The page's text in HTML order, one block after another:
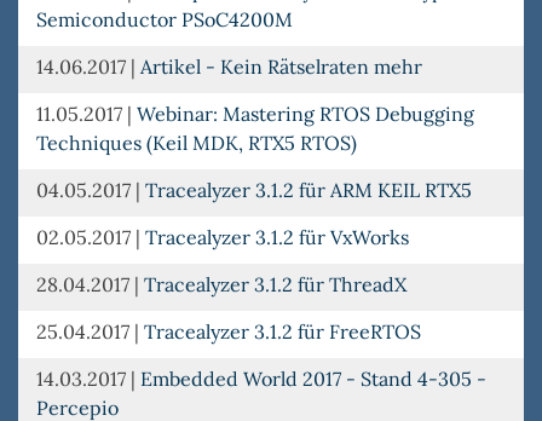
Semiconductor PSoC4200M
14.06.2017 | Artikel - Kein Rätselraten mehr
11.05.2017 | Webinar: Mastering RTOS Debugging
Techniques (Keil MDK, RTX5 RTOS)
04.05.2017 | Tracealyzer 3.1.2 für ARM KEIL RTX5
02.05.2017 | Tracealyzer 3.1.2 für VxWorks
28.04.2017 | Tracealyzer 3.1.2 für ThreadX
25.04.2017 | Tracealyzer 3.1.2 für FreeRTOS
14.03.2017 | Embedded World 2017 - Stand 4-305 -
Percepio